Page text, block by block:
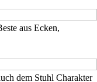
aus Ecken,
dem Stuhl Charakter